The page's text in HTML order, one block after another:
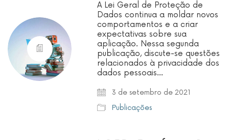
A Lei Geral de Proteção de
Dados continua a moldar novos
comportamentos e a criar
expectativas sobre sua
aplicação. Nessa segunda
publicação, discute-se questões
relacionados à privacidade dos
dados pessoais…
3 de setembro de 2021
Publicações